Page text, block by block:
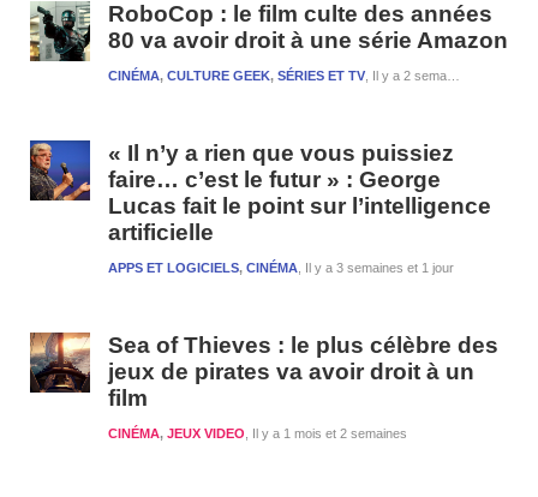
RoboCop : le film culte des années
80 va avoir droit à une série Amazon
Il y a 2 semaines et 1 jour
CINÉMA, CULTURE GEEK, SÉRIES ET TV
« Il n’y a rien que vous puissiez
faire… c’est le futur » : George
Lucas fait le point sur l’intelligence
artificielle
Il y a 3 semaines et 1 jour
APPS ET LOGICIELS, CINÉMA
Sea of Thieves : le plus célèbre des
jeux de pirates va avoir droit à un
film
Il y a 1 mois et 2 semaines
CINÉMA, JEUX VIDEO